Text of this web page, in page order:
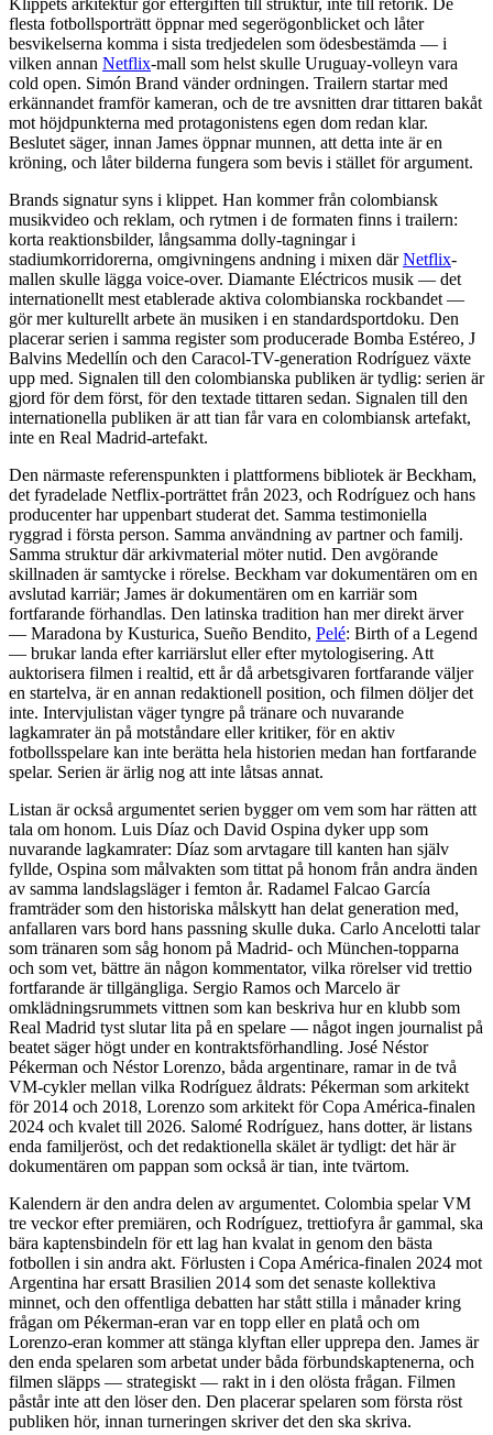
flesta fotbollsporträtt öppnar med segerögonblicket och låter
besvikelserna komma i sista tredjedelen som ödesbestämda — i
vilken annan Netflix-mall som helst skulle Uruguay-volleyn vara
cold open. Simón Brand vänder ordningen. Trailern startar med
erkännandet framför kameran, och de tre avsnitten drar tittaren bakåt
mot höjdpunkterna med protagonistens egen dom redan klar.
Beslutet säger, innan James öppnar munnen, att detta inte är en
kröning, och låter bilderna fungera som bevis i stället för argument.
Brands signatur syns i klippet. Han kommer från colombiansk
musikvideo och reklam, och rytmen i de formaten finns i trailern:
korta reaktionsbilder, långsamma dolly-tagningar i
stadiumkorridorerna, omgivningens andning i mixen därNetflix-
mallen skulle lägga voice-over. Diamante Eléctricos musik — det
internationellt mest etablerade aktiva colombianska rockbandet —
gör mer kulturellt arbete än musiken i en standardsportdoku. Den
placerar serien i samma register som producerade Bomba Estéreo, J
Balvins Medellín och den Caracol-TV-generation Rodríguez växte
upp med. Signalen till den colombianska publiken är tydlig: serien är
gjord för dem först, för den textade tittaren sedan. Signalen till den
internationella publiken är att tian får vara en colombiansk artefakt,
inte en Real Madrid-artefakt.
Den närmaste referenspunkten i plattformens bibliotek är Beckham,
det fyradelade Netflix-porträttet från 2023, och Rodríguez och hans
producenter har uppenbart studerat det. Samma testimoniella
ryggrad i första person. Samma användning av partner och familj.
Samma struktur där arkivmaterial möter nutid. Den avgörande
skillnaden är samtycke i rörelse. Beckham var dokumentären om en
avslutad karriär; James är dokumentären om en karriär som
fortfarande förhandlas. Den latinska tradition han mer direkt ärver
— Maradona by Kusturica, Sueño Bendito, Pelé: Birth of a Legend
— brukar landa efter karriärslut eller efter mytologisering. Att
auktorisera filmen i realtid, ett år då arbetsgivaren fortfarande väljer
en startelva, är en annan redaktionell position, och filmen döljer det
inte. Intervjulistan väger tyngre på tränare och nuvarande
lagkamrater än på motståndare eller kritiker, för en aktiv
fotbollsspelare kan inte berätta hela historien medan han fortfarande
spelar. Serien är ärlig nog att inte låtsas annat.
Listan är också argumentet serien bygger om vem som har rätten att
tala om honom. Luis Díaz och David Ospina dyker upp som
nuvarande lagkamrater: Díaz som arvtagare till kanten han själv
fyllde, Ospina som målvakten som tittat på honom från andra änden
av samma landslagsläger i femton år. Radamel Falcao García
framträder som den historiska målskytt han delat generation med,
anfallaren vars bord hans passning skulle duka. Carlo Ancelotti talar
som tränaren som såg honom på Madrid- och München-topparna
och som vet, bättre än någon kommentator, vilka rörelser vid trettio
fortfarande är tillgängliga. Sergio Ramos och Marcelo är
omklädningsrummets vittnen som kan beskriva hur en klubb som
Real Madrid tyst slutar lita på en spelare — något ingen journalist på
beatet säger högt under en kontraktsförhandling. José Néstor
Pékerman och Néstor Lorenzo, båda argentinare, ramar in de två
VM-cykler mellan vilka Rodríguez åldrats: Pékerman som arkitekt
för 2014 och 2018, Lorenzo som arkitekt för Copa América-finalen
2024 och kvalet till 2026. Salomé Rodríguez, hans dotter, är listans
enda familjeröst, och det redaktionella skälet är tydligt: det här är
dokumentären om pappan som också är tian, inte tvärtom.
Kalendern är den andra delen av argumentet. Colombia spelar VM
tre veckor efter premiären, och Rodríguez, trettiofyra år gammal, ska
bära kaptensbindeln för ett lag han kvalat in genom den bästa
fotbollen i sin andra akt. Förlusten i Copa América-finalen 2024 mot
Argentina har ersatt Brasilien 2014 som det senaste kollektiva
minnet, och den offentliga debatten har stått stilla i månader kring
frågan om Pékerman-eran var en topp eller en platå och om
Lorenzo-eran kommer att stänga klyftan eller upprepa den. James är
den enda spelaren som arbetat under båda förbundskaptenerna, och
filmen släpps — strategiskt — rakt in i den olösta frågan. Filmen
påstår inte att den löser den. Den placerar spelaren som första röst
publiken hör, innan turneringen skriver det den ska skriva.